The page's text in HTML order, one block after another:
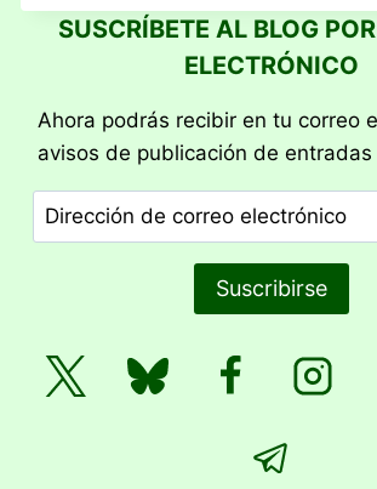
TELEGRAPH
SUSCRÍBETE AL BLOG
ELECTRÓNICO
Ahora podrás recibir en tu correo
avisos de publicación de
Dirección
de
Suscribirse